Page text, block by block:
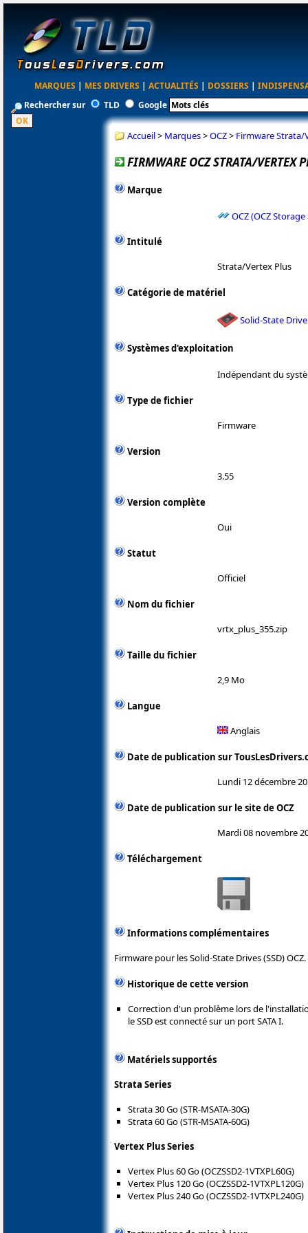
MARQUES | MES DRIVERS | ACTUALITÉS | DOSSIERS |
Rechercher sur
TLD Google
Accueil> Marques>OCZ> Firmware Strata/
FIRMWARE OCZ STRATA/VERTEX
Marque
OCZ (OCZ
Intitulé
Strata/Vertex Plus
Catégorie de matériel
Solid-State Drive
Systèmes d'exploitation
Indépendant du
Type de fichier
Firmware
Version
3.55
Version complète
Oui
Statut
Officiel
Nom du fichier
vrtx_plus_355.zip
Taille du fichier
2,9 Mo
Langue
Anglais
Date de publication sur
Lundi 12 décembre
Date de publication sur le site de OCZ
Mardi 08 novembre
Téléchargement
Informations complémentaires
Firmware pour les Solid-State Drives (SSD) OCZ.
Historique de cette version
Correction d'un problème lors de
le SSD est connecté sur un port SATA I.
Matériels supportés
Strata Series
Strata 30 Go (STR-MSATA-30G)
Strata 60 Go (STR-MSATA-60G)
Vertex Plus Series
Vertex Plus 60 Go (OCZSSD2-1VTXPL60G)
Vertex Plus 120 Go (OCZSSD2-1VTXPL120G)
Vertex Plus 240 Go (OCZSSD2-1VTXPL240G)